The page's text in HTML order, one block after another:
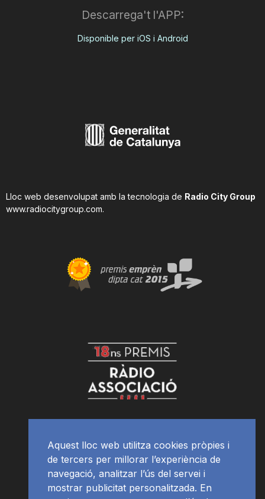
Descarrega't l'APP:
Disponible per iOS i Android
Lloc web desenvolupat amb la tecnologia de Radio City Group
www.radiocitygroup.com.
Aquest lloc web utilitza cookies pròpies i
de tercers per millorar l’experiència de
navegació, analitzar l’ús del servei i
mostrar publicitat personalitzada. En